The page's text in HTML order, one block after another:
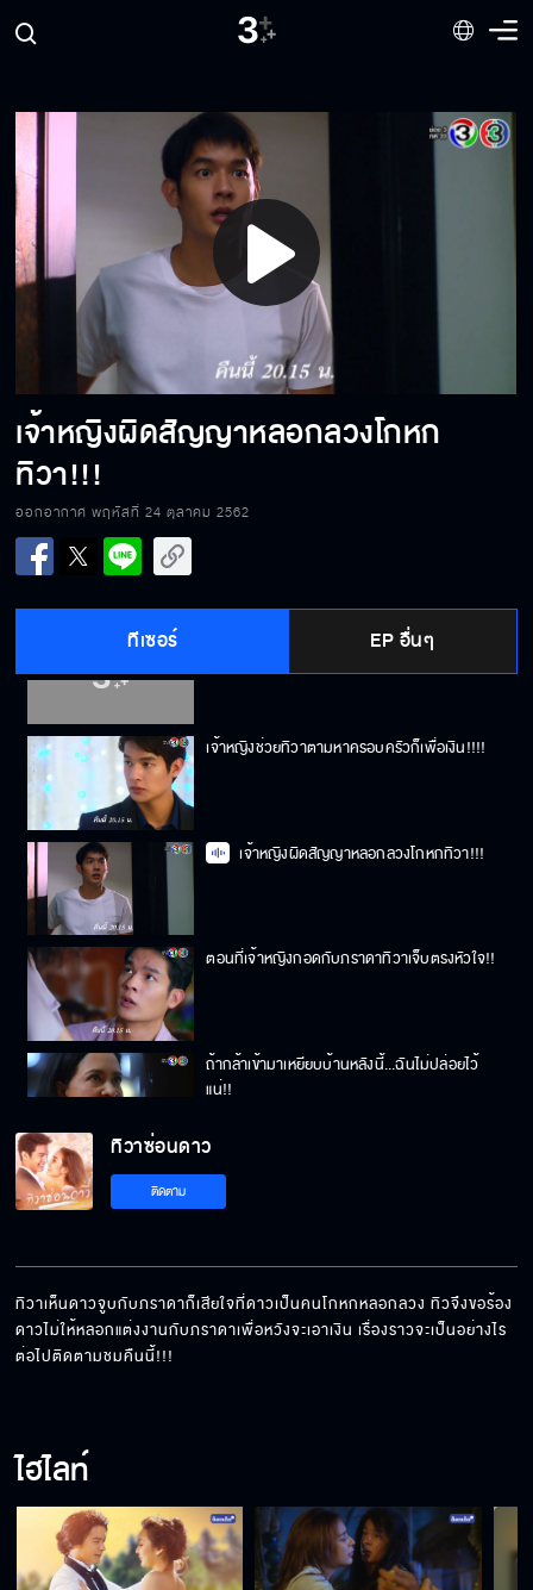
Play
Video
เจ้าหญิงผิดสัญญาหลอกลวงโกหก
ทิวา!!!
ออกอากาศ พฤหัสที่ 24 ตุลาคม 2562
ทีเซอร์ EP อื่นๆ
ใครเป็นพ่อผม??? (ทิวาซ่อนดาว ตอนจบ)
ได้เงินไปแล้วก็หยุดเซ้าซี้ผมสักที เดี๋ยวคุณมัท
เข้าใจผมผิด
นายทึ่มคนเดิมตายไปจากโลกนี้แล้ว
เจ้าหญิงช่วยทิวาตามหาครอบครัวก็เพื่อเงิน!!!!
เจ้าหญิงผิดสัญญาหลอกลวงโกหกทิวา!!!
ตอนที่เจ้าหญิงกอดกับภราดาทิวาเจ็บตรงหัวใจ!!
ถ้ากล้าเข้ามาเหยียบบ้านหลังนี้...ฉันไม่ปล่อยไว้
แน่!!
ทิวามีพ่อแม่ พ่อแม่ทิวาคือคนที่อยู่ในรูปนี้!!
ทิวาซ่อนดาว
ติดตาม
ทิวาเห็นดาวจูบกับภราดาก็เสียใจที่ดาวเป็นคนโกหกหลอกลวง ทิวจึงขอร้อง
ดาวไม่ให้หลอกแต่งงานกับภราดาเพื่อหวังจะเอาเงิน เรื่องราวจะเป็นอย่างไร
ต่อไปติดตามชมคืนนี้!!!
ไฮไลท์